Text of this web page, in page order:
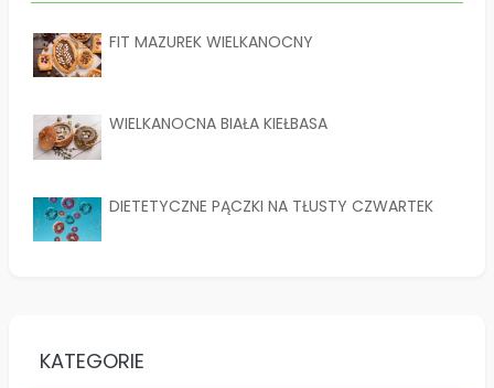
FIT MAZUREK WIELKANOCNY
WIELKANOCNA BIAŁA KIEŁBASA
DIETETYCZNE PĄCZKI NA TŁUSTY CZWARTEK
KATEGORIE